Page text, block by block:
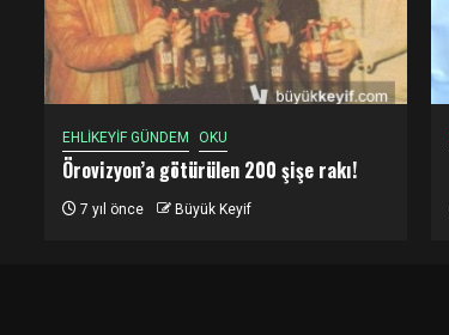
EHLİKEYİF GÜNDEM OKU
Örovizyon’a götürülen 200 şişe rakı!
7 yıl önce Büyük Keyif